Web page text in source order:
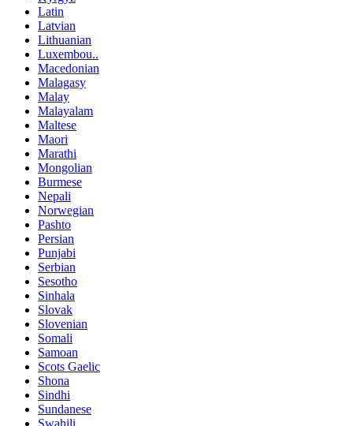
Latin
Latvian
Lithuanian
Luxembou..
Macedonian
Malagasy
Malay
Malayalam
Maltese
Maori
Marathi
Mongolian
Burmese
Nepali
Norwegian
Pashto
Persian
Punjabi
Serbian
Sesotho
Sinhala
Slovak
Slovenian
Somali
Samoan
Scots Gaelic
Shona
Sindhi
Sundanese